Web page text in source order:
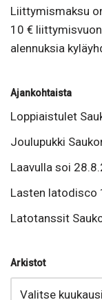
Liittymismaksu
10 €
alennuksia
Ajankohtaista
Loppiaistulet
Joulupukki
Laavulla soi
Lasten latodisco
Latotanssit
Arkistot